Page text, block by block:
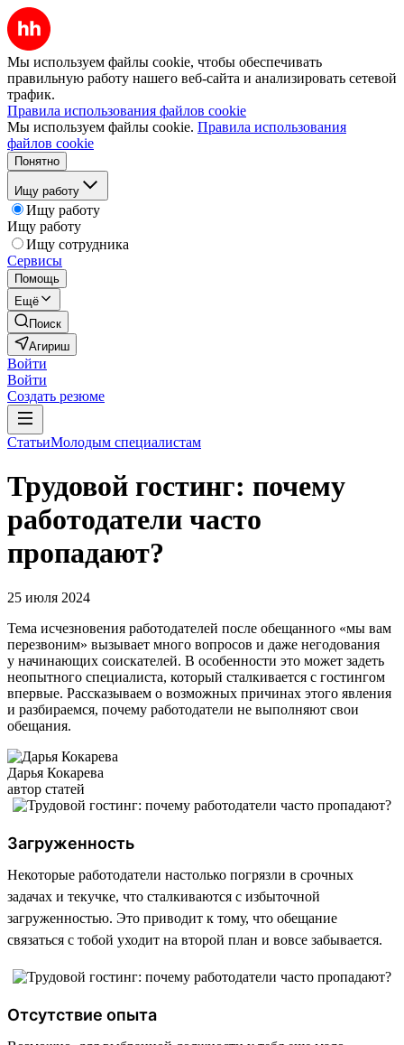
Мы используем файлы cookie, чтобы обеспечивать
правильную работу нашего веб-сайта и анализировать сетевой
трафик.
Правила использования файлов cookie
Мы используем файлы cookie. Правила использования
файлов cookie
Понятно
Ищу работу
Ищу работу
Ищу работу
Ищу сотрудника
Сервисы
Помощь
Ещё
Поиск
Агириш
Войти
Войти
Создать резюме
СтатьиМолодым специалистам
Трудовой гостинг: почему
работодатели часто
пропадают?
25 июля 2024
Тема исчезновения работодателей после обещанного «мы вам
перезвоним» вызывает много вопросов и даже негодования
у начинающих соискателей. В особенности это может задеть
неопытного специалиста, который сталкивается с гостингом
впервые. Рассказываем о возможных причинах этого явления
и разбираемся, почему работодатели не выполняют свои
обещания.
Дарья Кокарева
автор статей
Загруженность
Некоторые работодатели настолько погрязли в срочных
задачах и текучке, что сталкиваются с избыточной
загруженностью. Это приводит к тому, что обещание
связаться с тобой уходит на второй план и вовсе забывается.
Отсутствие опыта